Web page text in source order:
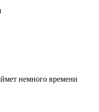
немного времени